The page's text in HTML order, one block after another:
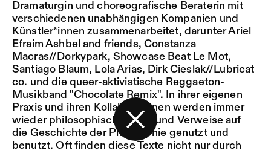
Dramaturgin und choreografische Beraterin mit
verschiedenen unabhängigen Kompanien und
Künstler*innen zusammenarbeitet, darunter Ariel
Efraim Ashbel and friends, Constanza
Macras//Dorkypark, Showcase Beat Le Mot,
Santiago Blaum, Lola Arias, Dirk Cieslak//Lubricat
co. und die queer-aktivistische Reggaeton-
Musikband "Chocolate Remix". In ihrer eigenen
Praxis und ihren Kollaborationen werden immer
wieder philosophische Texte und Verweise auf
die Geschichte der Philosophie genutzt und
benutzt. Oft finden diese Texte nicht nur durch
Zurück zur Startseite